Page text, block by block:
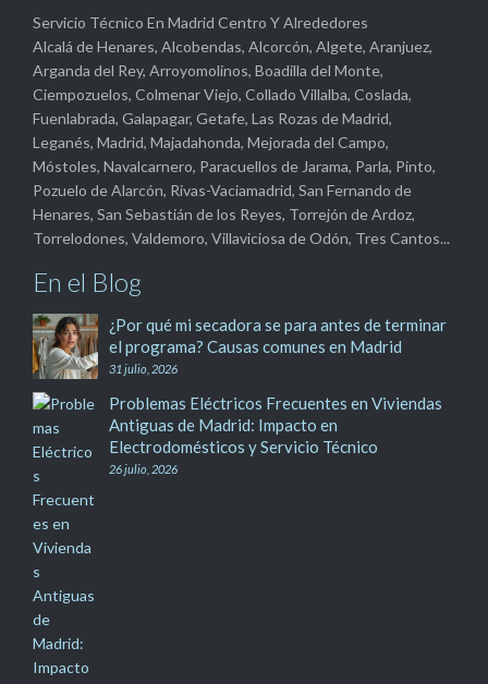
Servicio Técnico En Madrid Centro Y Alrededores
Alcalá de Henares, Alcobendas, Alcorcón, Algete, Aranjuez,
Arganda del Rey, Arroyomolinos, Boadilla del Monte,
Ciempozuelos, Colmenar Viejo, Collado Villalba, Coslada,
Fuenlabrada, Galapagar, Getafe, Las Rozas de Madrid,
Leganés, Madrid, Majadahonda, Mejorada del Campo,
Móstoles, Navalcarnero, Paracuellos de Jarama, Parla, Pinto,
Pozuelo de Alarcón, Rivas-Vaciamadrid, San Fernando de
Henares, San Sebastián de los Reyes, Torrejón de Ardoz,
Torrelodones, Valdemoro, Villaviciosa de Odón, Tres Cantos...
En el Blog
¿Por qué mi secadora se para antes de terminar
el programa? Causas comunes en Madrid
31 julio, 2026
Problemas Eléctricos Frecuentes en Viviendas
Antiguas de Madrid: Impacto en
Electrodomésticos y Servicio Técnico
26 julio, 2026